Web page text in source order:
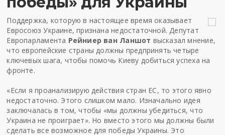
Поддержка, которую в настоящее время оказывает
Евросоюз Украине, признана недостаточной. Депутат
Европарламента Рейниер ван Ланшот высказал мнение,
что европейские страны должны предпринять четыре
ключевых шага, чтобы помочь Киеву добиться успеха на
фронте.
«Если я проанализирую действия стран ЕС, то этого явно
недостаточно. Этого слишком мало. Изначально идея
заключалась в том, чтобы «мы должны убедиться, что
Украина не проиграет». Но вместо этого мы должны были
сделать все возможное для победы Украины. Это